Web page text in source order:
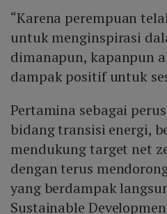
“Karena perempuan
untuk menginspirasi
dimanapun, kapanpun
dampak positif untuk
Pertamina sebagai
bidang transisi energi,
mendukung target net
dengan terus
yang berdampak
Sustainable